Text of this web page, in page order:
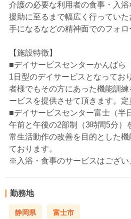
介護の必要な利用者の食事・入
援助に至るまで幅広く行ってい
手になるなどの精神面でのフォロ
【施設特徴】
■デイサービスセンターかんばら
1日型のデイサービスとなってお
者様でもその方にあった機能訓
ービスを提供させて頂きます。定
■デイサービスセンター富士（半
午前と午後の2部制（3時間5分）
常生活動作の改善を目的とした
ております。
※入浴・食事のサービスはござい
勤務地
静岡県 富士市